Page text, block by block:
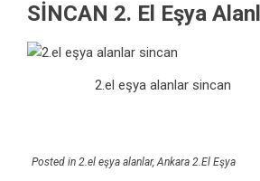
SİNCAN 2. El Eşya
2.el eşya alanlar sincan
Posted in 2.el eşya alanlar,Ankara 2.El Eşya